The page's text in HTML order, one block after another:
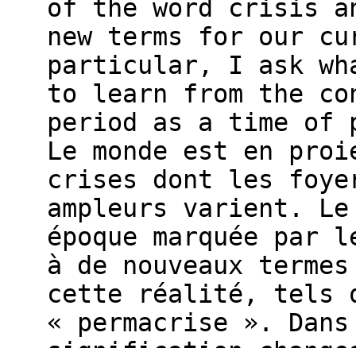
of the word crisis
new terms for our
particular, I ask
to learn from the
period as a time of
Le monde est en
crises dont les
ampleurs varient.
époque marquée par
à de nouveaux
cette réalité, tels
« permacrise ».